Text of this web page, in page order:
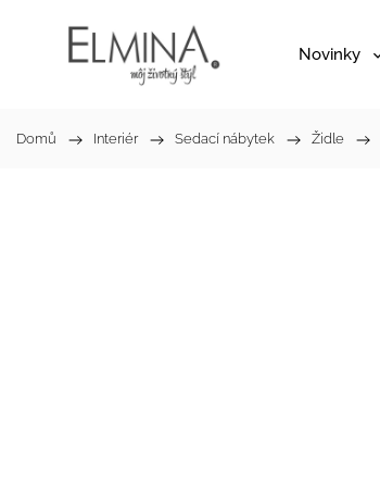
Novinky
Domů / Interiér / Sedací nábytek / Židle /